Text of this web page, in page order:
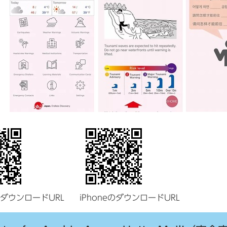
ウンロードURL iPhoneのダウンロードURL